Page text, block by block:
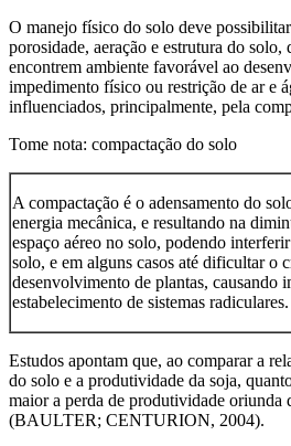
O manejo físico do solo deve
porosidade, aeração e estrutura do solo,
encontrem ambiente favorável ao
impedimento físico ou restrição de ar e
influenciados, principalmente, pela
Tome nota: compactação do solo
A compactação é o adensamento do
energia mecânica, e resultando na
espaço aéreo no solo, podendo
solo, e em alguns casos até dificultar o
desenvolvimento de plantas, causando
estabelecimento de sistemas radiculares.
Estudos apontam que, ao comparar a
do solo e a produtividade da soja,
maior a perda de produtividade oriunda
(BAULTER; CENTURION, 2004).